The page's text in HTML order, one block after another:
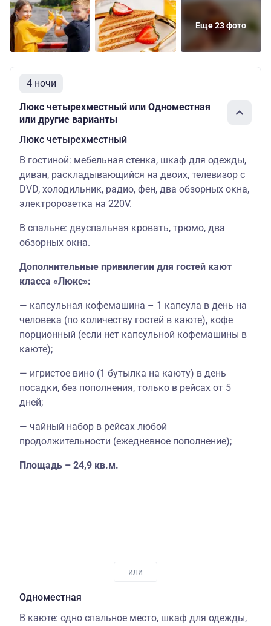
Еще 23 фото
4 ночи
Люкс четырехместный или Одноместная
или другие варианты
Люкс четырехместный
В гостиной: мебельная стенка, шкаф для одежды,
диван, раскладывающийся на двоих, телевизор с
DVD, холодильник, радио, фен, два обзорных окна,
электророзетка на 220V.
В спальне: двуспальная кровать, трюмо, два
обзорных окна.
Дополнительные привилегии для гостей кают
класса «Люкс»:
— капсульная кофемашина – 1 капсула в день на
человека (по количеству гостей в каюте), кофе
порционный (если нет капсульной кофемашины в
каюте);
— игристое вино (1 бутылка на каюту) в день
посадки, без пополнения, только в рейсах от 5
дней;
— чайный набор в рейсах любой
продолжительности (ежедневное пополнение);
Площадь – 24,9 кв.м.
Одноместная
В каюте: одно спальное место, шкаф для одежды,